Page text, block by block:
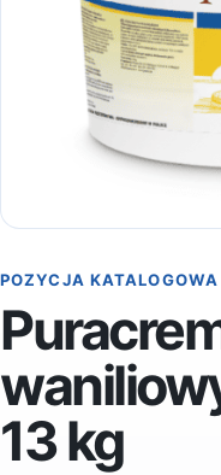
POZYCJA KATALOGOWA
13 kg